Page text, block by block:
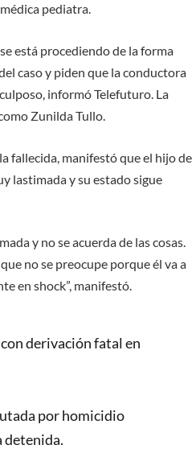
pediatra.
está procediendo de la forma
caso y piden que la conductora
informó Telefuturo. La
Zunilda Tullo.
fallecida, manifestó que el hijo de
lastimada y su estado sigue
y no se acuerda de las cosas.
no se preocupe porque él va a
en shock”, manifestó.
derivación fatal en
por homicidio
detenida.